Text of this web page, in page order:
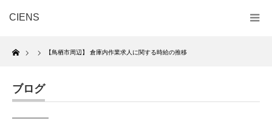
CIENS
Home
【鳥栖市周辺】 倉庫内作業求人に関する時給の推移
ブログ